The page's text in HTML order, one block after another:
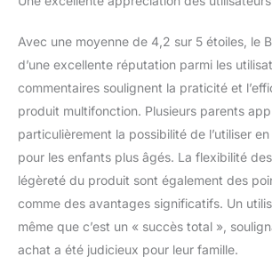
Avec une moyenne de 4,2 sur 5 étoiles, le
d’une excellente réputation parmi les
commentaires soulignent la praticité et
produit multifonction. Plusieurs parents
particulièrement la possibilité de l’utiliser
pour les enfants plus âgés. La flexibilité
légèreté du produit sont également des
comme des avantages significatifs. Un
même que c’est un « succès total »,
achat a été judicieux pour leur famille.